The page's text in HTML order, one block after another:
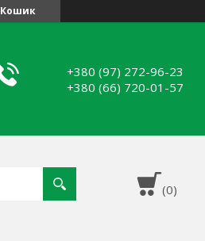
Кошик
+380 (97) 272-96-23
+380 (66) 720-01-57